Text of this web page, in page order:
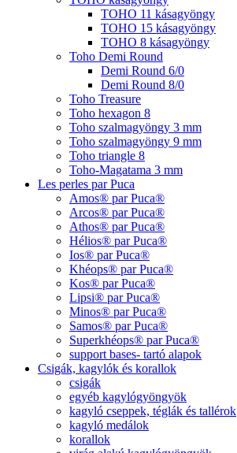
TOHO 11 kásagyöngy
TOHO 15 kásagyöngy
TOHO 8 kásagyöngy
Toho Demi Round
Demi Round 6/0
Demi Round 8/0
Toho Treasure
Toho hexagon 8
Toho szalmagyöngy 3 mm
Toho szalmagyöngy 9 mm
Toho triangle 8
Toho-Magatama 3 mm
Les perles par Puca
Amos® par Puca®
Arcos® par Puca®
Athos® par Puca®
Hélios® par Puca®
Ios® par Puca®
Khéops® par Puca®
Kos® par Puca®
Lipsi® par Puca®
Minos® par Puca®
Samos® par Puca®
Superkhéops® par Puca®
support bases- tartó alapok
Csigák, kagylók és korallok
csigák
egyéb kagylógyöngyök
kagyló cseppek, téglák és tallérok
kagyló medálok
korallok